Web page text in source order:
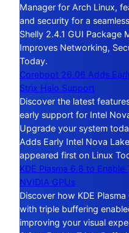
Manager for Arch Linux,
and security for a
Shelly 2.4.1 GUI Package
Improves Networking,
Today.
Coreboot 26.06 Adds
Strix Halo Support
Discover the latest
early support for Intel
Upgrade your system
Adds Early Intel Nova
appeared first on Linux
KDE Plasma 6.8 to
NVIDIA GPUs
Discover how KDE
with triple buffering
improving your visual